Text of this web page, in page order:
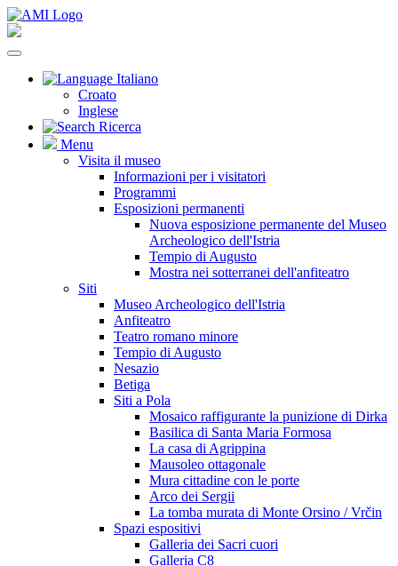
Italiano
Croato
Inglese
Ricerca
Menu
Visita il museo
Informazioni per i visitatori
Programmi
Esposizioni permanenti
Nuova esposizione permanente del Museo
Archeologico dell'Istria
Tempio di Augusto
Mostra nei sotterranei dell'anfiteatro
Siti
Museo Archeologico dell'Istria
Anfiteatro
Teatro romano minore
Tempio di Augusto
Nesazio
Betiga
Siti a Pola
Mosaico raffigurante la punizione di Dirka
Basilica di Santa Maria Formosa
La casa di Agrippina
Mausoleo ottagonale
Mura cittadine con le porte
Arco dei Sergii
La tomba murata di Monte Orsino / Vrčin
Spazi espositivi
Galleria dei Sacri cuori
Galleria C8